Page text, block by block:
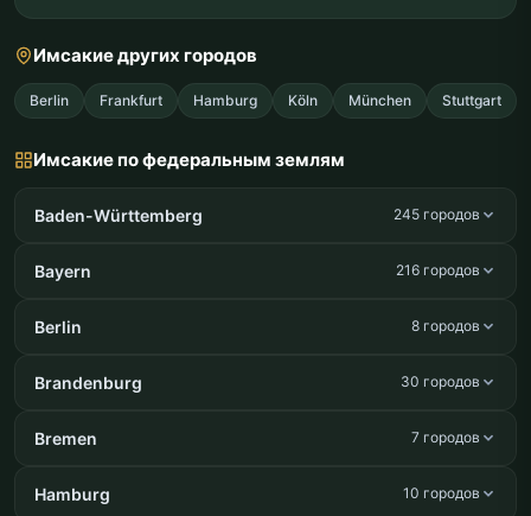
Имсакие других городов
Berlin Frankfurt Hamburg Köln München Stuttgart
Имсакие по федеральным землям
Baden-Württemberg 245 городов
Bayern 216 городов
Berlin 8 городов
Brandenburg 30 городов
Bremen 7 городов
Hamburg 10 городов